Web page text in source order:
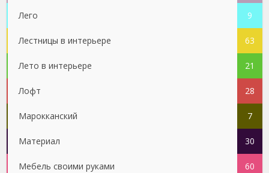
Лего 9
Лестницы в интерьере 63
Лето в интерьере 21
Лофт 28
Марокканский 7
Материал 30
Мебель своими руками 60